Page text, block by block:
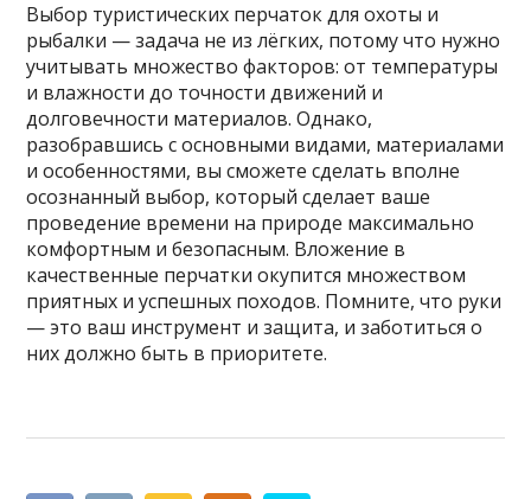
Выбор туристических перчаток для охоты и
рыбалки — задача не из лёгких, потому что нужно
учитывать множество факторов: от температуры
и влажности до точности движений и
долговечности материалов. Однако,
разобравшись с основными видами, материалами
и особенностями, вы сможете сделать вполне
осознанный выбор, который сделает ваше
проведение времени на природе максимально
комфортным и безопасным. Вложение в
качественные перчатки окупится множеством
приятных и успешных походов. Помните, что руки
— это ваш инструмент и защита, и заботиться о
них должно быть в приоритете.